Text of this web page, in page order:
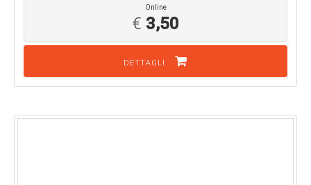
Online
€ 3,50
DETTAGLI